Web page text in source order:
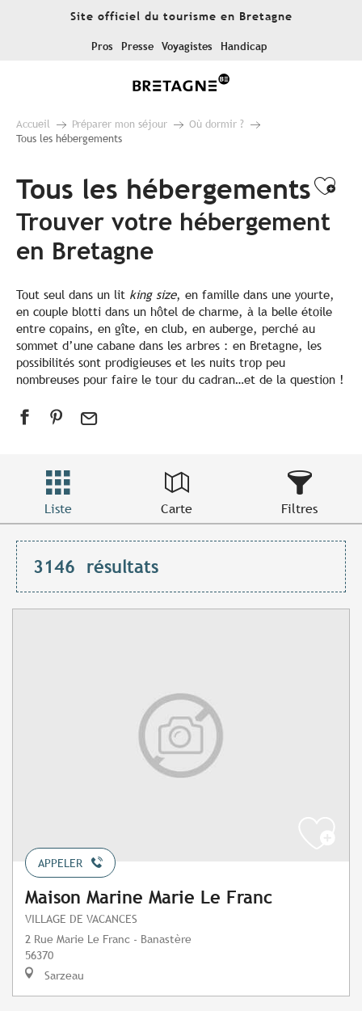
Site officiel du tourisme en Bretagne
Pros Presse Voyagistes Handicap
Accueil Préparer mon séjour
Où dormir ?
Tous les hébergements
Tous les hébergements
Trouver votre hébergement
en Bretagne
Tout seul dans un lit king size, en famille dans une yourte,
en couple blotti dans un hôtel de charme, à la belle étoile
entre copains, en gîte, en club, en auberge, perché au
sommet d’une cabane dans les arbres : en Bretagne, les
possibilités sont prodigieuses et les nuits trop peu
nombreuses pour faire le tour du cadran…et de la question !
Liste Carte Filtres
3146 résultats
APPELER
Maison Marine Marie Le Franc
VILLAGE DE VACANCES
2 Rue Marie Le Franc - Banastère
56370
Sarzeau